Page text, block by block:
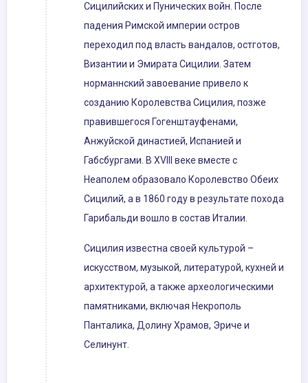
Сицилийских и Пунических войн. После
падения Римской империи остров
переходил под власть вандалов, остготов,
Византии и Эмирата Сицилии. Затем
норманнский завоевание привело к
созданию Королевства Сицилия, позже
правившегося Гогенштауфенами,
Анжуйской династией, Испанией и
Габсбургами. В XVIII веке вместе с
Неаполем образовало Королевство Обеих
Сицилий, а в 1860 году в результате похода
Гарибальди вошло в состав Италии.
Сицилия известна своей культурой –
искусством, музыкой, литературой, кухней и
архитектурой, а также археологическими
памятниками, включая Некрополь
Панталика, Долину Храмов, Эриче и
Селинунт.